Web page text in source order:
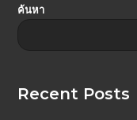
ค้นหา
Recent Posts